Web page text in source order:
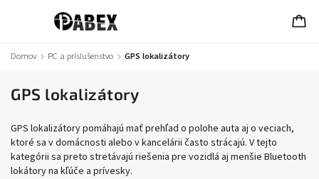
Domov / PC a príslušenstvo / GPS lokalizátory
GPS lokalizátory
GPS lokalizátory pomáhajú mať prehľad o polohe auta aj o veciach,
ktoré sa v domácnosti alebo v kancelárii často strácajú. V tejto
kategórii sa preto stretávajú riešenia pre vozidlá aj menšie Bluetooth
lokátory na kľúče a prívesky.